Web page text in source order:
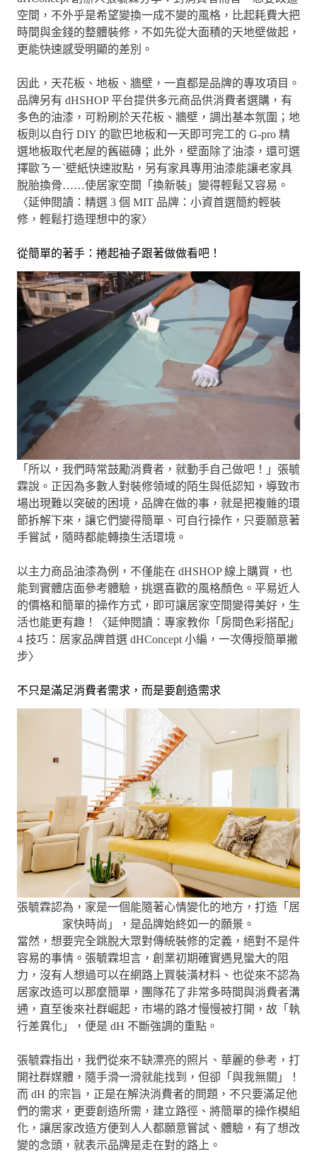
空間，不外乎是希望變換一成不變的風格，比起耗費大把
時間與金錢的整體裝修，不如先從大面積的天地壁做起，
更能快速感受明顯的差別。
因此，天花板、地板、牆壁，一直都是品牌的專攻項目。
品牌另有 dHSHOP 平台提供多元商品供消費者選購，有
多色的油漆，可粉刷於天花板、牆壁，調出基本氛圍；地
板則以自行 DIY 的歐巴地板和一天即可完工的 G-pro 精
選地板取代老屋的舊磁磚；此外，壁面除了油漆，還可選
擇歐ㄋㄧˋ壁紙快速妝點，另有家具專用油漆能讓老家具
脫胎換骨……使居家空間「換新裝」變得輕鬆又容易。
〈延伸閱讀：精選 3 個 MIT 品牌：小資首選簡約輕裝
修，輕鬆打造理想中的家〉
從簡單的著手：捲起袖子跟著做做看吧！
「所以，我們時常鼓勵消費者，就動手自己做吧！」張毓
霖說。正因為多數人對裝修領域的陌生與低認知，導致市
場出現難以突破的困境，品牌在做的事，就是把複雜的環
節拆解下來，讓它們變得簡單、可自行操作，只要願意著
手嘗試，隨時都能轉換生活環境。
以主力商品油漆為例，不僅能在 dHSHOP 線上購買，也
能到實體店面參考體驗，挑選喜歡的風格顏色。平易近人
的價格和簡單的操作方式，即可讓居家空間變得美好，生
活也能更有趣！〈延伸閱讀：專家教你「房間色彩搭配」
4 技巧：居家品牌首選 dHConcept 小編，一次傳授簡單撇
步〉
不只是滿足消費者需求，而是要創造需求
張毓霖認為，家是一個能隨著心情變化的地方，打造「居
家快時尚」，是品牌始終如一的願景。
當然，想要完全跳脫大眾對傳統裝修的定義，絕對不是件
容易的事情。張毓霖坦言，創業初期確實遇見蠻大的阻
力，沒有人想過可以在網路上買裝潢材料、也從來不認為
居家改造可以那麼簡單，團隊花了非常多時間與消費者溝
通，直至後來社群崛起，市場的路才慢慢被打開，故「執
行差異化」，便是 dH 不斷強調的重點。
張毓霖指出，我們從來不缺漂亮的照片、華麗的參考，打
開社群媒體，隨手滑一滑就能找到，但卻「與我無關」！
而 dH 的宗旨，正是在解決消費者的問題，不只要滿足他
們的需求，更要創造所需，建立路徑、將簡單的操作模組
化，讓居家改造方便到人人都願意嘗試、體驗，有了想改
變的念頭，就表示品牌是走在對的路上。